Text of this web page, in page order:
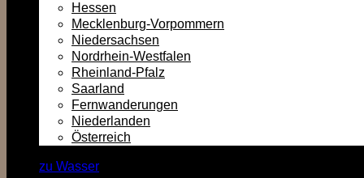
Hessen
Mecklenburg-Vorpommern
Niedersachsen
Nordrhein-Westfalen
Rheinland-Pfalz
Saarland
Fernwanderungen
Niederlanden
Österreich
zu Wasser